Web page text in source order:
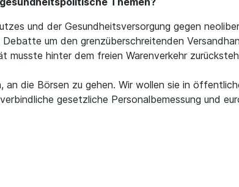
und der Gesundheitsversorgung gegen
um den grenzüberschreitenden
musste hinter dem freien Warenverkehr
die Börsen zu gehen. Wir wollen sie in
gesetzliche Personalbemessung und